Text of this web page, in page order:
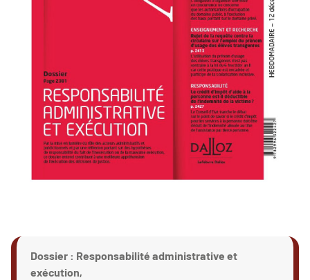
Dossier : Responsabilité administrative et
exécution,